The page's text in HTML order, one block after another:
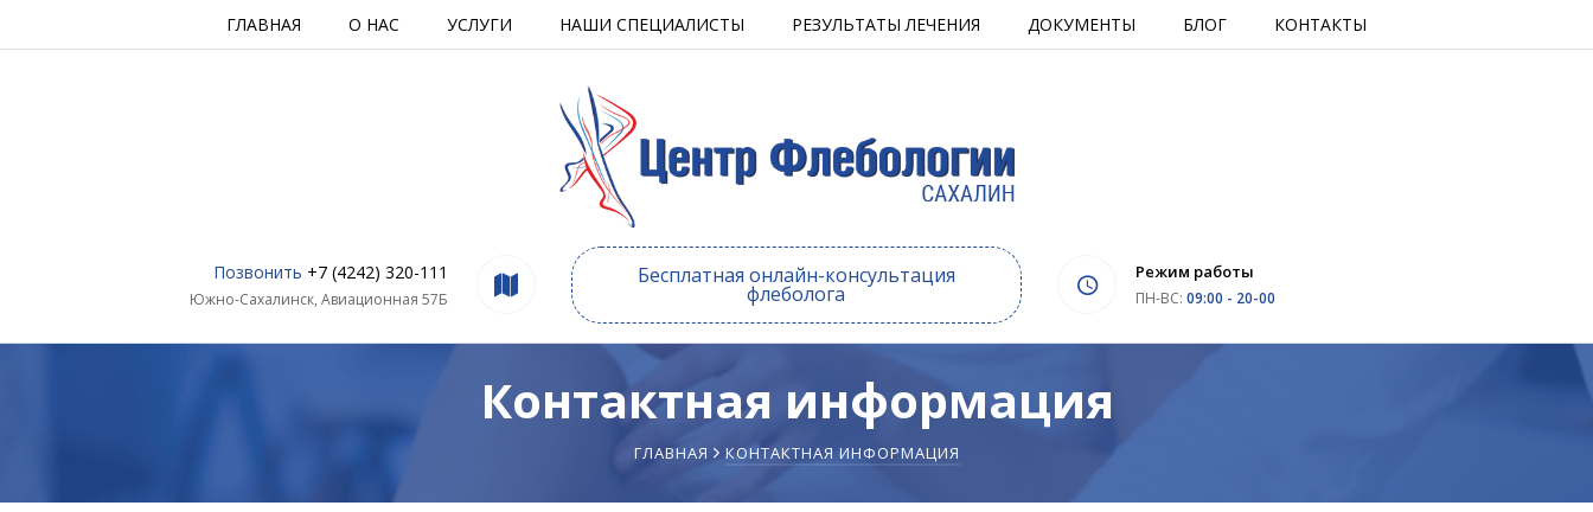
ГЛАВНАЯ О НАС УСЛУГИ НАШИ СПЕЦИАЛИСТЫ РЕЗУЛЬТАТЫ ЛЕЧЕНИЯ ДОКУМЕНТЫ БЛОГ КОНТАКТЫ
Позвонить +7 (4242) 320-111
Южно-Сахалинск, Авиационная 57Б
Режим работы
ПН-ВС: 09:00 - 20-00
Бесплатная онлайн-консультация
флеболога
Контактная информация
ГЛАВНАЯ КОНТАКТНАЯ ИНФОРМАЦИЯ